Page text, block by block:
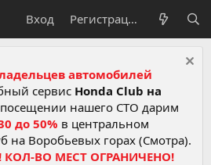
Вход Регистрация
автомобилей
сервис Honda Club на
нашего СТО дарим
до 50% в центральном
на Воробьевых горах (Смотра).
КОЛ-ВО МЕСТ ОГРАНИЧЕНО!